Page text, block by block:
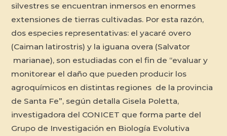
silvestres se encuentran inmersos en enormes
extensiones de tierras cultivadas. Por esta razón,
dos especies representativas: el yacaré overo
(Caiman latirostris) y la iguana overa (Salvator
marianae), son estudiadas con el fin de “evaluar y
monitorear el daño que pueden producir los
agroquímicos en distintas regiones de la provincia
de Santa Fe”, según detalla Gisela Poletta,
investigadora del CONICET que forma parte del
Grupo de Investigación en Biología Evolutiva